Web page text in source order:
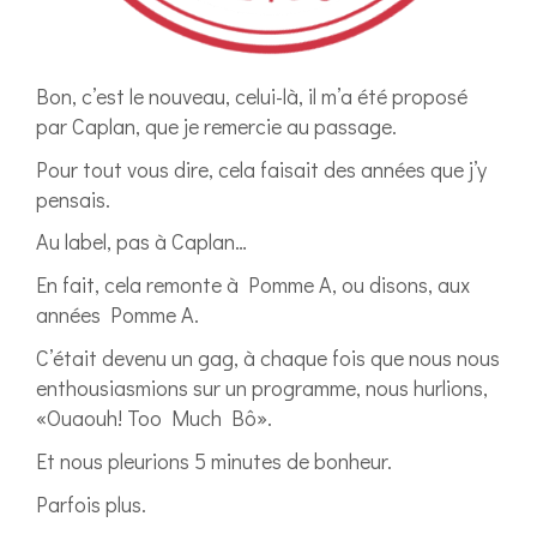
Bon, c’est le nouveau, celui-là, il m’a été proposé
par Caplan, que je remercie au passage.
Pour tout vous dire, cela faisait des années que j’y
pensais.
Au label, pas à Caplan…
En fait, cela remonte à Pomme A, ou disons, aux
années Pomme A.
C’était devenu un gag, à chaque fois que nous nous
enthousiasmions sur un programme, nous hurlions,
«Ouaouh! Too Much Bô».
Et nous pleurions 5 minutes de bonheur.
Parfois plus.